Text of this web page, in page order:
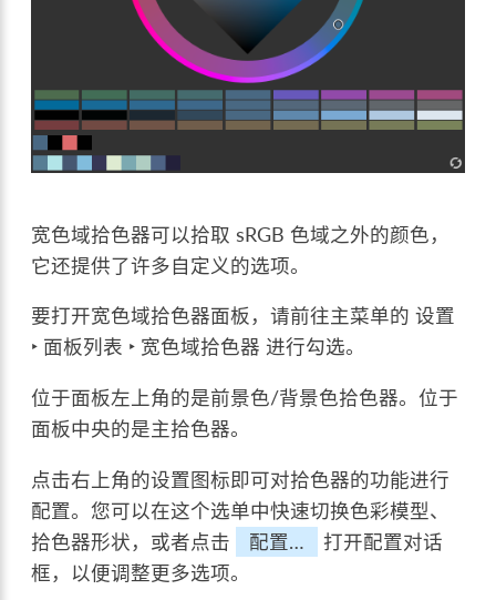
宽色域拾色器可以拾取 sRGB 色域之外的颜色，
它还提供了许多自定义的选项。
要打开宽色域拾色器面板，请前往主菜单的设置
‣ 面板列表 ‣ 宽色域拾色器 进行勾选。
位于面板左上角的是前景色/背景色拾色器。位于
面板中央的是主拾色器。
点击右上角的设置图标即可对拾色器的功能进行
配置。您可以在这个选单中快速切换色彩模型、
拾色器形状，或者点击
配置…
打开配置对话
框，以便调整更多选项。